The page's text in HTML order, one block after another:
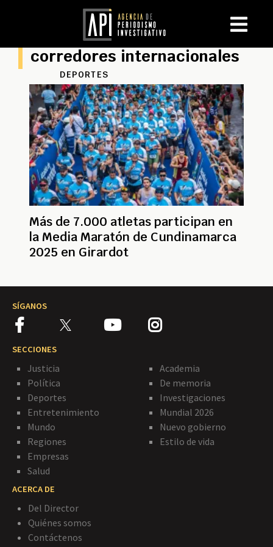
corredores internacionales
DEPORTES
Más de 7.000 atletas participan en
la Media Maratón de Cundinamarca
2025 en Girardot
SÍGANOS
SECCIONES
Justicia
Política
Deportes
Entretenimiento
Mundo
Regiones
Empresas
Salud
Academia
De memoria
Investigaciones
Mundial 2026
Nuevo gobierno
Estilo de vida
ACERCA DE
Del Director
Quiénes somos
Contáctenos